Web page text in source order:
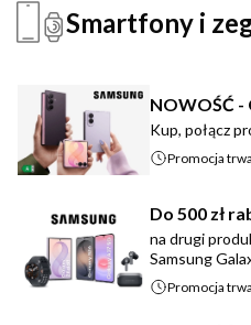
Smartfony i
NOWOŚĆ -
Kup, połącz
Promocja
Do 500 zł
na drugi
Samsung
Promocja